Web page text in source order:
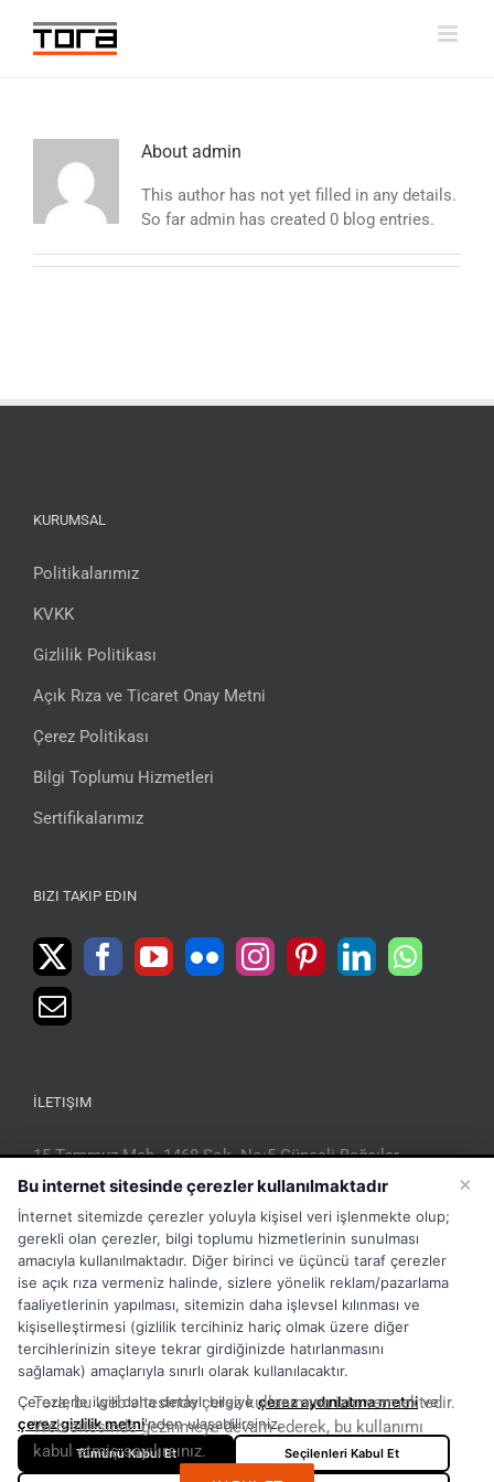
content
About admin
This author has not yet filled in any details.
So far admin has created 0 blog entries.
KURUMSAL
Politikalarımız
KVKK
Gizlilik Politikası
Açık Rıza ve Ticaret Onay Metni
Çerez Politikası
Bilgi Toplumu Hizmetleri
Sertifikalarımız
BIZI TAKIP EDIN
İLETIŞIM
15 Temmuz Mah. 1468 Sok. No:5 Güneşli Bağcılar
İstanbul Türkiye
WhatsApp:+905333867971
Fax: +902126563005
Email:info@tora.com.tr
Web:TORA
Tora, bu web sitesinde çerez kullanımına izin vermektedir.
Web sitesinde gezinmeye devam ederek, bu kullanımı
kabul etmiş sayılırsınız.
×
Bu internet sitesinde çerezler kullanılmaktadır
İnternet sitemizde çerezler yoluyla kişisel veri işlenmekte olup;
gerekli olan çerezler, bilgi toplumu hizmetlerinin sunulması
amacıyla kullanılmaktadır. Diğer birinci ve üçüncü taraf çerezler
ise açık rıza vermeniz halinde, sizlere yönelik reklam/pazarlama
faaliyetlerinin yapılması, sitemizin daha işlevsel kılınması ve
kişiselleştirmesi (gizlilik tercihiniz hariç olmak üzere diğer
tercihlerinizin siteye tekrar girdiğinizde hatırlanmasını
sağlamak) amaçlarıyla sınırlı olarak kullanılacaktır.
Çerezlerle ilgili daha detaylı bilgiyeçerez aydınlatma metnive
çerez gizlilik metni'nden ulaşabilirsiniz.
Tümünü Kabul Et Seçilenleri Kabul Et